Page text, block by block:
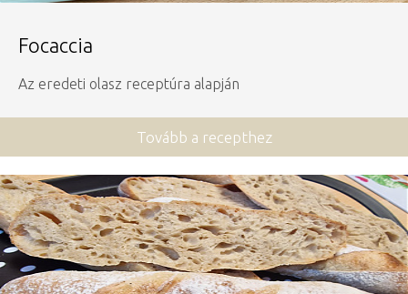
Focaccia
Az eredeti olasz receptúra alapján
Tovább a recepthez